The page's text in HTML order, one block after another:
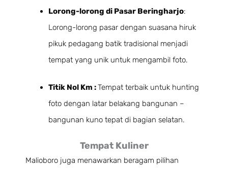
Lorong-lorong di Pasar Beringharjo:
Lorong-lorong pasar dengan suasana hiruk
pikuk pedagang batik tradisional menjadi
tempat yang unik untuk mengambil foto.
Titik Nol Km :Tempat terbaik untuk hunting
foto dengan latar belakang bangunan –
bangunan kuno tepat di bagian selatan.
Tempat Kuliner
Malioboro juga menawarkan beragam pilihan